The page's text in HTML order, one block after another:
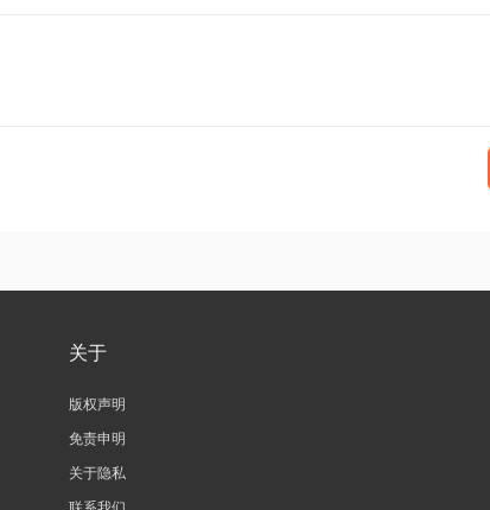
关于
版权声明
免责申明
关于隐私